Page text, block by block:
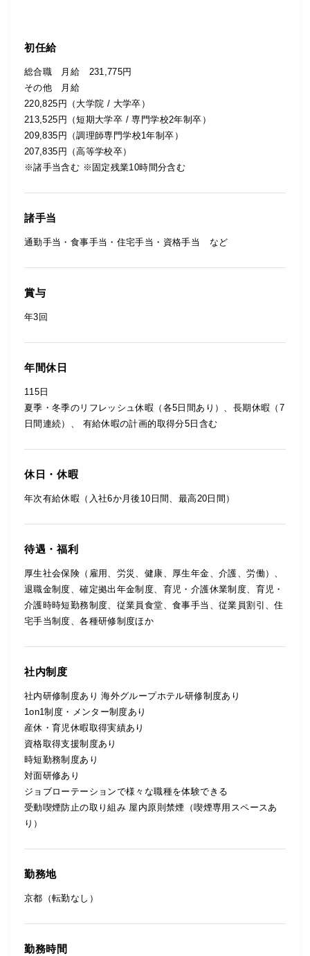
初任給
総合職 月給 231,775円
その他 月給
220,825円（大学院 / 大学卒）
213,525円（短期大学卒 / 専門学校2年制卒）
209,835円（調理師専門学校1年制卒）
207,835円（高等学校卒）
※諸手当含む ※固定残業10時間分含む
諸手当
通勤手当・食事手当・住宅手当・資格手当 など
賞与
年3回
年間休日
115日
夏季・冬季のリフレッシュ休暇（各5日間あり）、長期休暇（7
日間連続）、 有給休暇の計画的取得分5日含む
休日・休暇
年次有給休暇（入社6か月後10日間、最高20日間）
待遇・福利
厚生社会保険（雇用、労災、健康、厚生年金、介護、労働）、
退職金制度、確定拠出年金制度、育児・介護休業制度、育児・
介護時時短勤務制度、従業員食堂、食事手当、従業員割引、住
宅手当制度、各種研修制度ほか
社内制度
社内研修制度あり 海外グループホテル研修制度あり
1on1制度・メンター制度あり
産休・育児休暇取得実績あり
資格取得支援制度あり
時短勤務制度あり
対面研修あり
ジョブローテーションで様々な職種を体験できる
受動喫煙防止の取り組み 屋内原則禁煙（喫煙専用スペースあ
り）
勤務地
京都（転勤なし）
勤務時間